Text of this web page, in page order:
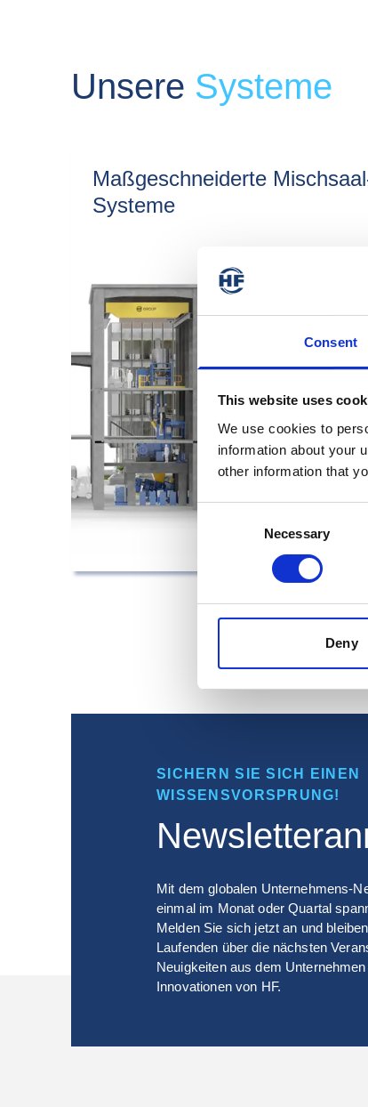
Consent
This website uses
We use cookies to
information about your
other information that
Consent
Necessary
Deny
Unsere Systeme
Maßgeschneiderte
Systeme
SICHERN SIE SICH EINEN
WISSENSVORSPRUNG!
Mit dem globalen Unternehmens-
einmal im Monat oder Quartal
Melden Sie sich jetzt an und
Laufenden über die nächsten
Neuigkeiten aus dem
Innovationen von HF.